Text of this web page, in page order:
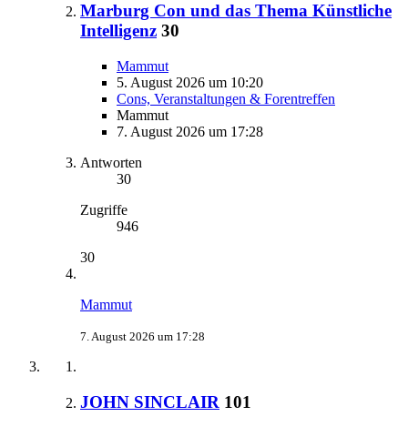
Marburg Con und das Thema Künstliche
Intelligenz 30
Mammut
5. August 2026 um 10:20
Cons, Veranstaltungen & Forentreffen
Mammut
7. August 2026 um 17:28
Antworten
30
Zugriffe
946
30
Mammut
7. August 2026 um 17:28
JOHN SINCLAIR 101